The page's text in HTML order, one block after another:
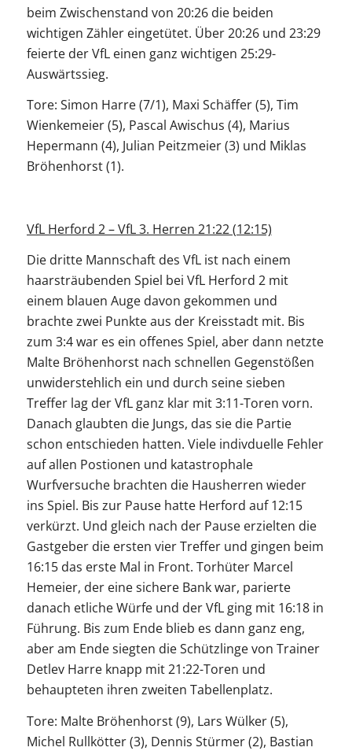
beim Zwischenstand von 20:26 die beiden
wichtigen Zähler eingetütet. Über 20:26 und 23:29
feierte der VfL einen ganz wichtigen 25:29-
Auswärtssieg.
Tore: Simon Harre (7/1), Maxi Schäffer (5), Tim
Wienkemeier (5), Pascal Awischus (4), Marius
Hepermann (4), Julian Peitzmeier (3) und Miklas
Bröhenhorst (1).
VfL Herford 2 – VfL 3. Herren 21:22 (12:15)
Die dritte Mannschaft des VfL ist nach einem
haarsträubenden Spiel bei VfL Herford 2 mit
einem blauen Auge davon gekommen und
brachte zwei Punkte aus der Kreisstadt mit. Bis
zum 3:4 war es ein offenes Spiel, aber dann netzte
Malte Bröhenhorst nach schnellen Gegenstößen
unwiderstehlich ein und durch seine sieben
Treffer lag der VfL ganz klar mit 3:11-Toren vorn.
Danach glaubten die Jungs, das sie die Partie
schon entschieden hatten. Viele indivduelle Fehler
auf allen Postionen und katastrophale
Wurfversuche brachten die Hausherren wieder
ins Spiel. Bis zur Pause hatte Herford auf 12:15
verkürzt. Und gleich nach der Pause erzielten die
Gastgeber die ersten vier Treffer und gingen beim
16:15 das erste Mal in Front. Torhüter Marcel
Hemeier, der eine sichere Bank war, parierte
danach etliche Würfe und der VfL ging mit 16:18 in
Führung. Bis zum Ende blieb es dann ganz eng,
aber am Ende siegten die Schützlinge von Trainer
Detlev Harre knapp mit 21:22-Toren und
behaupteten ihren zweiten Tabellenplatz.
Tore: Malte Bröhenhorst (9), Lars Wülker (5),
Michel Rullkötter (3), Dennis Stürmer (2), Bastian